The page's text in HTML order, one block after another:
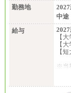
勤務地
2027
中途
給与
2027
【
【
【
※当
※試
0円